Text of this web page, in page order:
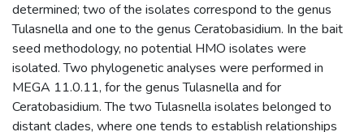
determined; two of the isolates correspond to the genus
Tulasnella and one to the genus Ceratobasidium. In the bait
seed methodology, no potential HMO isolates were
isolated. Two phylogenetic analyses were performed in
MEGA 11.0.11, for the genus Tulasnella and for
Ceratobasidium. The two Tulasnella isolates belonged to
distant clades, where one tends to establish relationships